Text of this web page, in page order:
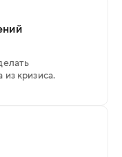
кризиса.